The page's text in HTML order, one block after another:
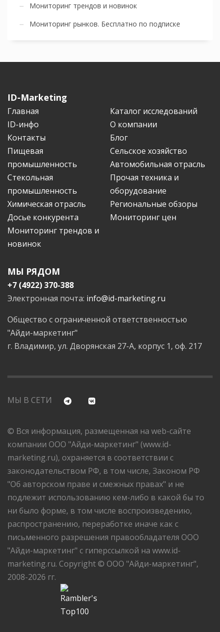
Мониторинг трендов и новинок
Мониторинг рынков. Бесплатно по подписке
ID-Marketing
Главная
Каталог исследований
ID-инфо
О компании
Контакты
Блог
Пищевая
промышленность
Сельское хозяйство
Автомобильная отрасль
Стекольная
промышленность
Прочая техника и
оборудование
Химическая отрасль
Региональные обзоры
Досье конкурента
Мониторинг цен
Мониторинг трендов и
новинок
МЫ РЯДОМ
+7 (4922) 370-388
Электронная почта: info@id-marketing.ru
Общество с ограниченной ответственностью
"Айди-маркетинг"
г. Владимир, ул. Дворянская 27-А, корпус 1, оф. 217
МЫ В СЕТИ
© Вся информация, размещенная на web-сайте
компании ООО "Айди-маркетинг" (www.id-
marketing.ru), охраняется в соответствии с
законодательством РФ, в том числе, Законом РФ
"Об авторском праве и смежных правах" и не
подлежит использованию кем-либо в какой бы то
ни было форме, в том числе воспроизведению,
распространению, переработке иначе как с
письменного разрешения правообладателя ООО
"Айди-маркетинг" с гиперссылкой на www.id-
marketing.ru. Copyright © ООО "Айди-маркетинг",
2008-2026 гг.